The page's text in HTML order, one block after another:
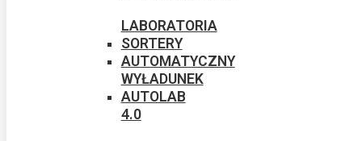
LABORATORIA
SORTERY
AUTOMATYCZNY
WYŁADUNEK​
AUTOLAB
4.0